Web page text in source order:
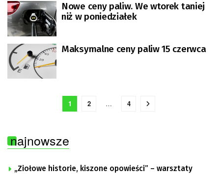
Nowe ceny paliw. We wtorek taniej
niż w poniedziałek
Maksymalne ceny paliw 15 czerwca
1 2 … 4
najnowsze
„Ziołowe historie, kiszone opowieści” – warsztaty